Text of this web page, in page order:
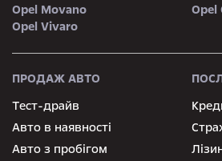
Opel Movano
Opel
Opel Vivaro
ПРОДАЖ АВТО
Тест-драйв
Авто в наявності
Авто з пробігом